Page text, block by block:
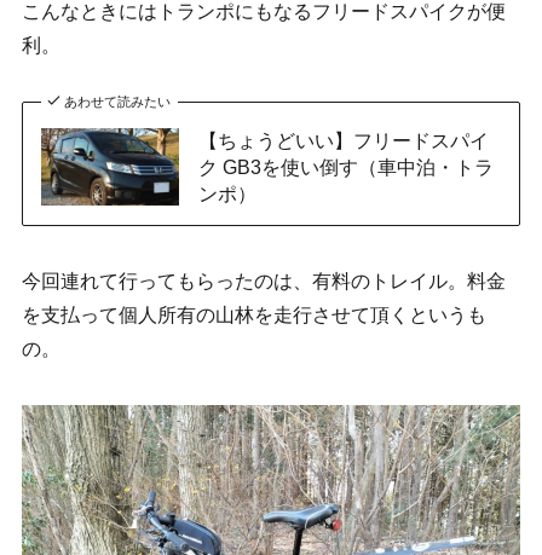
こんなときにはトランポにもなるフリードスパイクが便
利。
あわせて読みたい
【ちょうどいい】フリードスパイ
ク GB3を使い倒す（車中泊・トラ
ンポ）
今回連れて行ってもらったのは、有料のトレイル。料金
を支払って個人所有の山林を走行させて頂くというも
の。